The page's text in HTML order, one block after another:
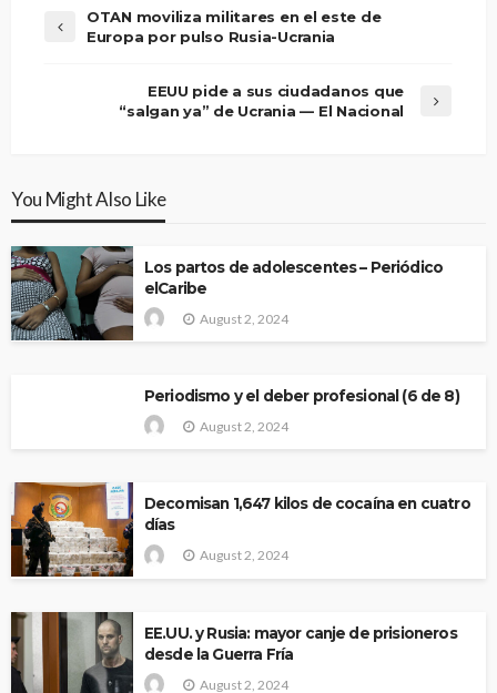
OTAN moviliza militares en el este de
Europa por pulso Rusia-Ucrania
EEUU pide a sus ciudadanos que
“salgan ya” de Ucrania — El Nacional
You Might Also Like
Los partos de adolescentes – Periódico
elCaribe
August 2, 2024
Periodismo y el deber profesional (6 de 8)
August 2, 2024
Decomisan 1,647 kilos de cocaína en cuatro
días
August 2, 2024
EE.UU. y Rusia: mayor canje de prisioneros
desde la Guerra Fría
August 2, 2024